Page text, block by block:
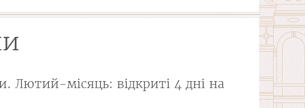
Лютий-місяць: відкриті 4 дні на